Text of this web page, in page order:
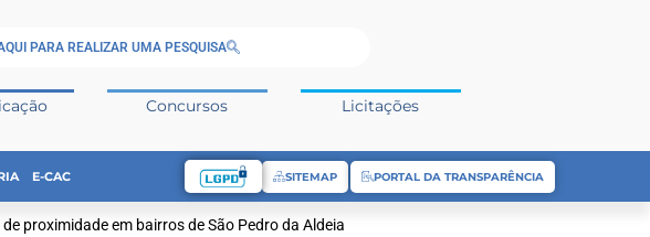
PARA REALIZAR UMA PESQUISA
Concursos Licitações
E-CAC SITEMAP PORTAL DA TRANSPARÊNCIA
proximidade em bairros de São Pedro da Aldeia